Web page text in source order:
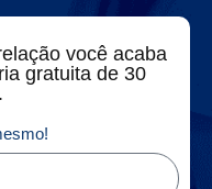
você acaba
gratuita de 30